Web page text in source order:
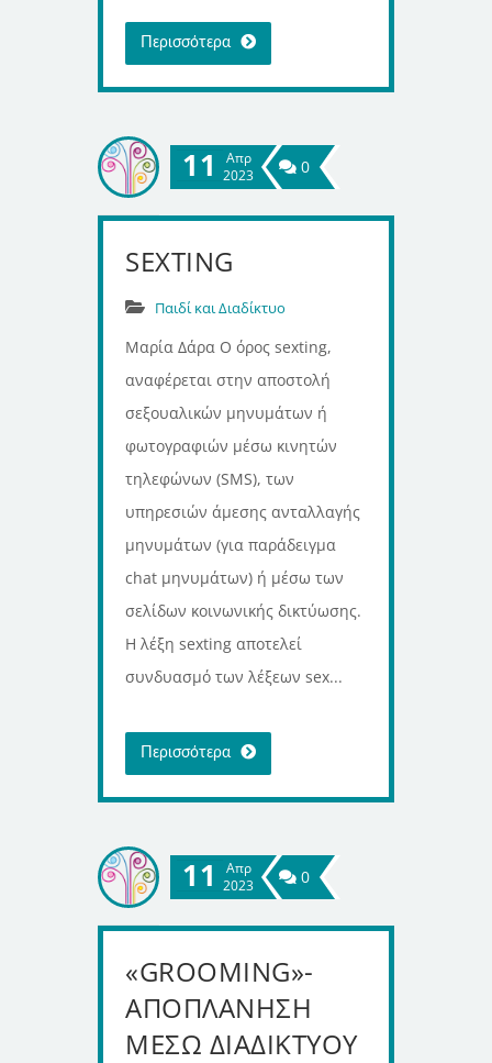
Περισσότερα
11
Απρ
2023
0
SEXTING
Παιδί και Διαδίκτυο
Μαρία Δάρα Ο όρος sexting,
αναφέρεται στην αποστολή
σεξουαλικών μηνυμάτων ή
φωτογραφιών μέσω κινητών
τηλεφώνων (SMS), των
υπηρεσιών άμεσης ανταλλαγής
μηνυμάτων (για παράδειγμα
chat μηνυμάτων) ή μέσω των
σελίδων κοινωνικής δικτύωσης.
Η λέξη sexting αποτελεί
συνδυασμό των λέξεων sex...
Περισσότερα
11
Απρ
2023
0
«GROOMING»-
ΑΠΟΠΛΑΝΗΣΗ
ΜΕΣΩ ΔΙΑΔΙΚΤΥΟΥ